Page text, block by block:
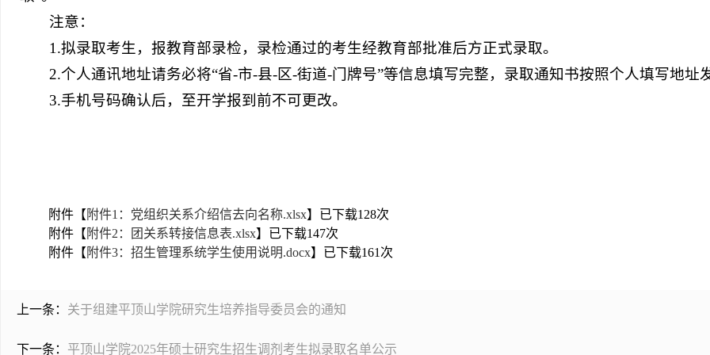
注意：
1.拟录取考生，报教育部录检，录检通过的考生经教育部批准后方正式录取。
2.个人通讯地址请务必将“省-市-县-区-街道-门牌号”等信息填写完整，录取通知书按照个人填写地址
3.手机号码确认后，至开学报到前不可更改。
附件【 附件1：党组织关系介绍信去向名称.xlsx】已下载128次
附件【 附件2：团关系转接信息表.xlsx】已下载147次
附件【 附件3：招生管理系统学生使用说明.docx】已下载161 次
上一条： 关于组建平顶山学院研究生培养指导委员会的通知
下一条： 平顶山学院2025年硕士研究生招生调剂考生拟录取名单公示